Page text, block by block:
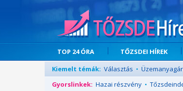
TOP 24 ÓRA TŐZSDEI HÍREK
Kiemelt témák: Választás •
Gyorslinkek: Hazai részvény •